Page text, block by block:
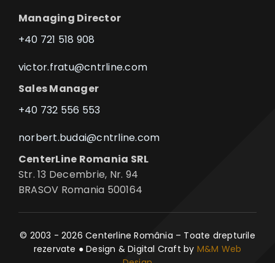
Managing Director
+40 721 518 908
victor.fratu@cntrline.com
Sales Manager
+40 732 556 553
norbert.budai@cntrline.com
CenterLine Romania SRL
Str. 13 Decembrie, Nr. 94
BRASOV Romania 500164
© 2003 - 2026 Centerline România – Toate drepturile
rezervate ● Design & Digital Craft by M&M Web